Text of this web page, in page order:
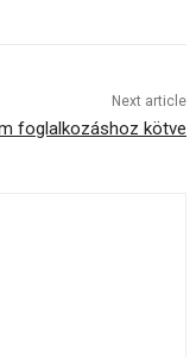
Next article
foglalkozáshoz kötve